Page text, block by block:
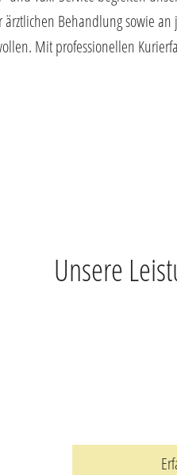
Behandlung sowie
Mit professionellen
Unsere